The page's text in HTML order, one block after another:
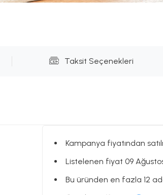
Taksit Seçenekleri
Kampanya fiyatından
Listelenen fiyat 09
Bu üründen en fazla 12